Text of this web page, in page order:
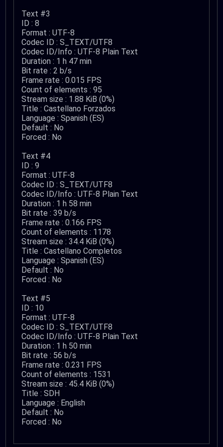
Text #3
ID : 8
Format : UTF-8
Codec ID : S_TEXT/UTF8
Codec ID/Info : UTF-8 Plain Text
Duration : 1 h 47 min
Bit rate : 2 b/s
Frame rate : 0.015 FPS
Count of elements : 95
Stream size : 1.88 KiB (0%)
Title : Castellano Forzados
Language : Spanish (ES)
Default : No
Forced : No
Text #4
ID : 9
Format : UTF-8
Codec ID : S_TEXT/UTF8
Codec ID/Info : UTF-8 Plain Text
Duration : 1 h 58 min
Bit rate : 39 b/s
Frame rate : 0.166 FPS
Count of elements : 1178
Stream size : 34.4 KiB (0%)
Title : Castellano Completos
Language : Spanish (ES)
Default : No
Forced : No
Text #5
ID : 10
Format : UTF-8
Codec ID : S_TEXT/UTF8
Codec ID/Info : UTF-8 Plain Text
Duration : 1 h 50 min
Bit rate : 56 b/s
Frame rate : 0.231 FPS
Count of elements : 1531
Stream size : 45.4 KiB (0%)
Title : SDH
Language : English
Default : No
Forced : No